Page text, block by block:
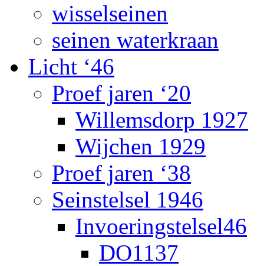
wisselseinen
seinen waterkraan
Licht ‘46
Proef jaren ‘20
Willemsdorp 1927
Wijchen 1929
Proef jaren ‘38
Seinstelsel 1946
Invoeringstelsel46
DO1137